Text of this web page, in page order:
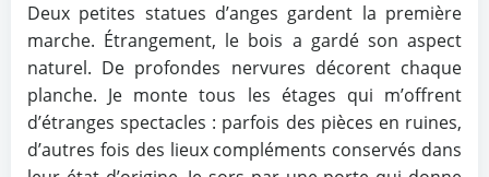
Deux petites statues d’anges gardent la première
marche. Étrangement, le bois a gardé son aspect
naturel. De profondes nervures décorent chaque
planche. Je monte tous les étages qui m’offrent
d’étranges spectacles : parfois des pièces en ruines,
d’autres fois des lieux compléments conservés dans